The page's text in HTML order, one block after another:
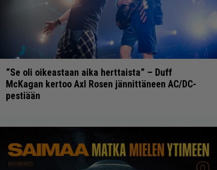
”Se oli oikeastaan aika herttaista” – Duff
McKagan kertoo Axl Rosen jännittäneen AC/DC-
pestiään